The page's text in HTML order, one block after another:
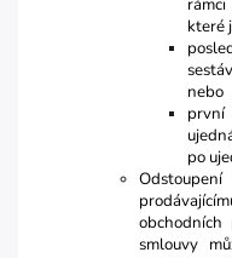
které
nebo
po
obchodních
smlouvy